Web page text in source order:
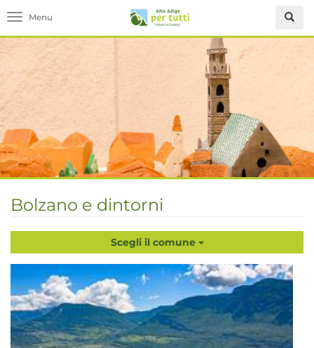
Toggle navigation
Bolzano e dintorni
Scegli il comune